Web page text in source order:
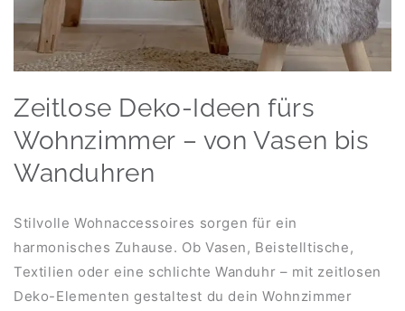
Zeitlose Deko-Ideen fürs
Wohnzimmer – von Vasen bis
Wanduhren
Stilvolle Wohnaccessoires sorgen für ein
harmonisches Zuhause. Ob Vasen, Beistelltische,
Textilien oder eine schlichte Wanduhr – mit zeitlosen
Deko-Elementen gestaltest du dein Wohnzimmer